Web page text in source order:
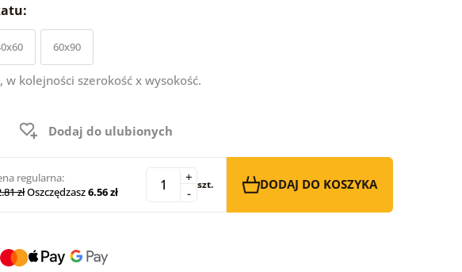
60x90
kolejności szerokość x wysokość.
Dodaj do ulubionych
regularna:
złOszczędzasz6.56 zł -
+ szt. DODAJ DO KOSZYKA